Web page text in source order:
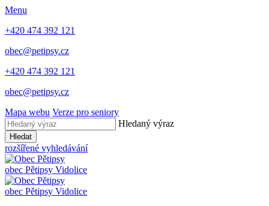
Menu
+420 474 392 121
obec@petipsy.cz
+420 474 392 121
obec@petipsy.cz
Mapa webu Verze pro seniory
Hledaný výraz
Hledat
rozšířené vyhledávání
obec Pětipsy Vidolice
obec Pětipsy Vidolice